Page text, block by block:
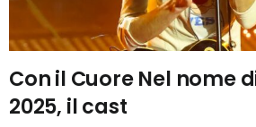
Con il Cuore Nel nome
2025, il cast